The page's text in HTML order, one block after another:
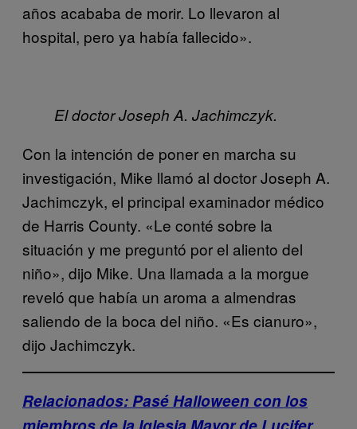
años acababa de morir. Lo llevaron al
hospital, pero ya había fallecido».
El doctor Joseph A. Jachimczyk.
Con la intención de poner en marcha su
investigación, Mike llamó al doctor Joseph A.
Jachimczyk, el principal examinador médico
de Harris County. «Le conté sobre la
situación y me preguntó por el aliento del
niño», dijo Mike. Una llamada a la morgue
reveló que había un aroma a almendras
saliendo de la boca del niño. «Es cianuro»,
dijo Jachimczyk.
Relacionados: Pasé Halloween con los